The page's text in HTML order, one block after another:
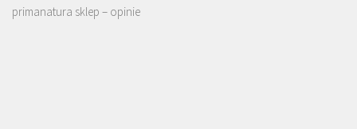
primanatura sklep – opinie